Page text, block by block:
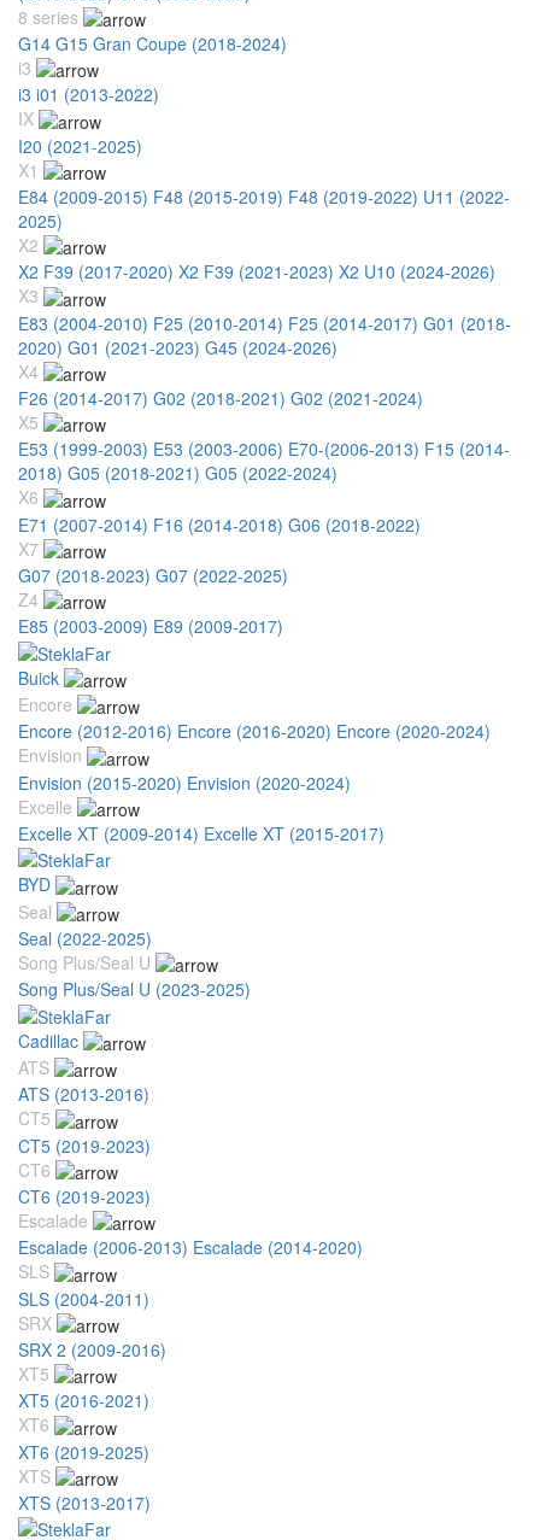
8 series
G14 G15 Gran Coupe (2018-2024)
i3
i3 i01 (2013-2022)
IX
I20 (2021-2025)
X1
E84 (2009-2015) F48 (2015-2019) F48 (2019-2022) U11 (2022-
2025)
X2
X2 F39 (2017-2020) X2 F39 (2021-2023) X2 U10 (2024-2026)
X3
E83 (2004-2010) F25 (2010-2014) F25 (2014-2017) G01 (2018-
2020) G01 (2021-2023) G45 (2024-2026)
X4
F26 (2014-2017) G02 (2018-2021) G02 (2021-2024)
X5
E53 (1999-2003) E53 (2003-2006) E70-(2006-2013) F15 (2014-
2018) G05 (2018-2021) G05 (2022-2024)
X6
E71 (2007-2014) F16 (2014-2018) G06 (2018-2022)
X7
G07 (2018-2023) G07 (2022-2025)
Z4
E85 (2003-2009) E89 (2009-2017)
Buick
Encore
Encore (2012-2016) Encore (2016-2020) Encore (2020-2024)
Envision
Envision (2015-2020) Envision (2020-2024)
Excelle
Excelle XT (2009-2014) Excelle XT (2015-2017)
BYD
Seal
Seal (2022-2025)
Song Plus/Seal U
Song Plus/Seal U (2023-2025)
Cadillac
ATS
ATS (2013-2016)
CT5
CT5 (2019-2023)
CT6
CT6 (2019-2023)
Escalade
Escalade (2006-2013) Escalade (2014-2020)
SLS
SLS (2004-2011)
SRX
SRX 2 (2009-2016)
XT5
XT5 (2016-2021)
XT6
XT6 (2019-2025)
XTS
XTS (2013-2017)